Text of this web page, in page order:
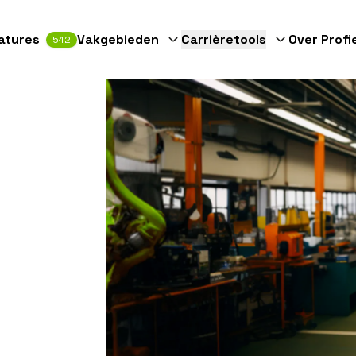
542 Vakgebieden Carrièretools Over